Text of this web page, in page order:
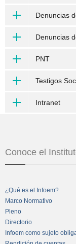
Denuncias
Denuncias
PNT
Testigos
Intranet
Conoce el
¿Qué es el Infoem?
Marco Normativo
Pleno
Directorio
Infoem como sujeto